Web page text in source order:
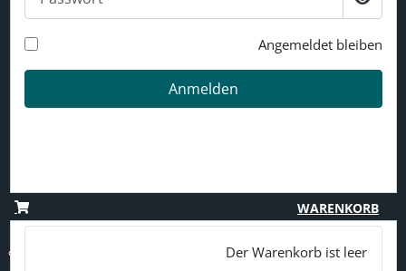
Angemeldet bleiben
Anmelden
WARENKORB
Der Warenkorb ist leer